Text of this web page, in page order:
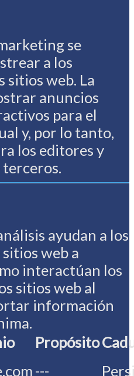
se
a los
sitios web. La
anuncios
para el
y, por lo tanto,
los editores y
ayudan a los
web a
interactúan los
sitios web al
información
Propósito
---